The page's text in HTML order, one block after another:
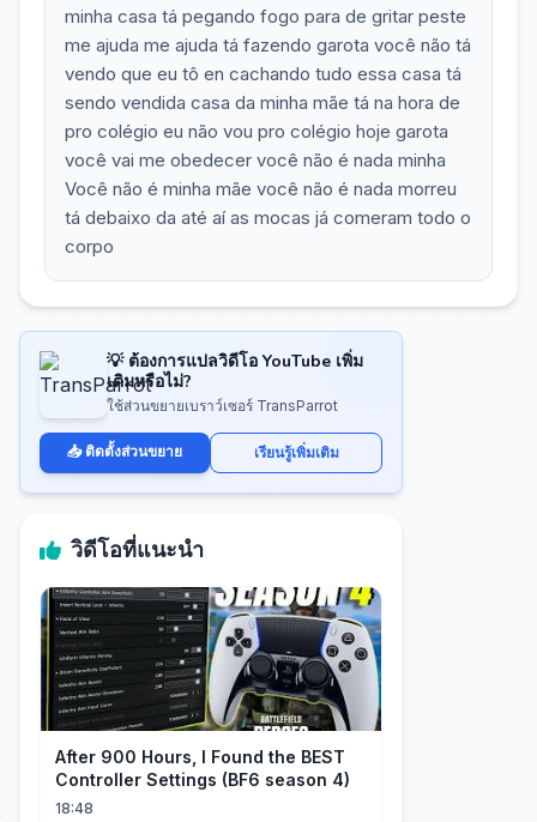
minha casa tá pegando fogo para de gritar peste
me ajuda me ajuda tá fazendo garota você não tá
vendo que eu tô en cachando tudo essa casa tá
sendo vendida casa da minha mãe tá na hora de
pro colégio eu não vou pro colégio hoje garota
você vai me obedecer você não é nada minha
Você não é minha mãe você não é nada morreu
tá debaixo da até aí as mocas já comeram todo o
corpo
💡 ต้องการแปลวิดีโอ YouTube เพิ่ม
เติมหรือไม่?
ใช้ส่วนขยายเบราว์เซอร์ TransParrot
📥 ติดตั้งส่วนขยาย เรียนรู้เพิ่มเติม
วิดีโอที่แนะนำ
After 900 Hours, I Found the BEST
Controller Settings (BF6 season 4)
18:48